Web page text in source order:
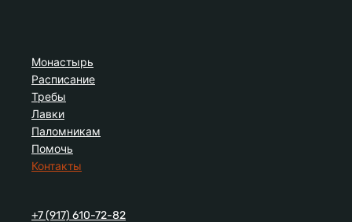
Монастырь
Расписание
Требы
Лавки
Паломникам
Помочь
Контакты
+7 (917) 610-72-82